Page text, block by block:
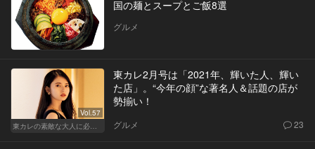
国の麺とスープとご飯8選
グルメ
Vol.57
東カレの素敵な大人に必要なこと
東カレ2月号は「2021年、輝いた人、輝い
た店」。“今年の顔”な著名人＆話題の店が
勢揃い！
グルメ 23